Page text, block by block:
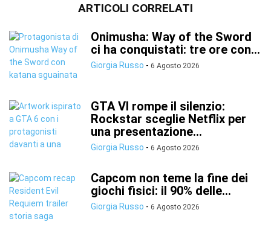
ARTICOLI CORRELATI
Onimusha: Way of the Sword
ci ha conquistati: tre ore con...
Giorgia Russo - 6 Agosto 2026
GTA VI rompe il silenzio:
Rockstar sceglie Netflix per
una presentazione...
Giorgia Russo - 6 Agosto 2026
Capcom non teme la fine dei
giochi fisici: il 90% delle...
Giorgia Russo - 6 Agosto 2026